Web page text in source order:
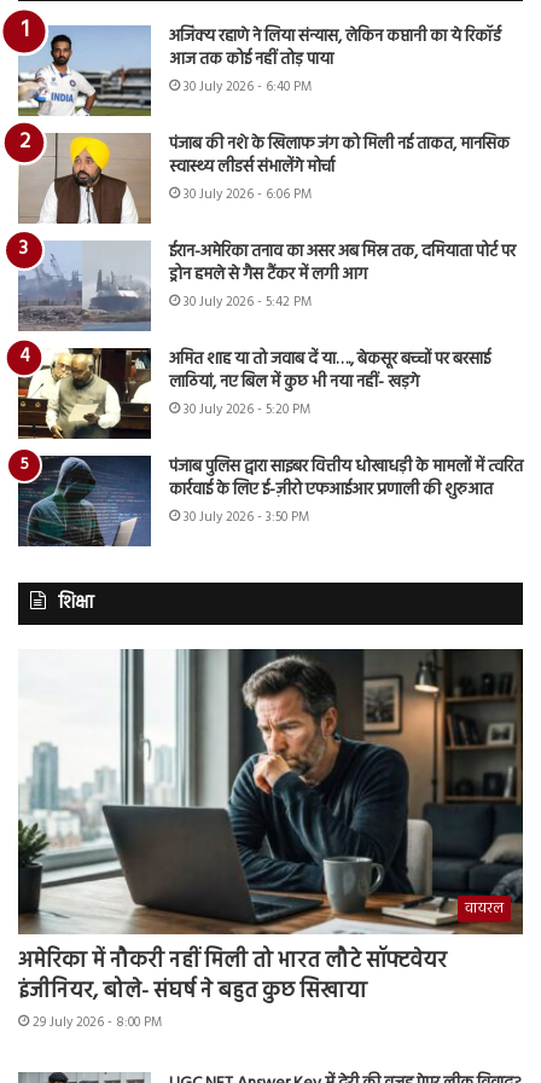
अजिंक्य रहाणे ने लिया संन्यास, लेकिन कप्तानी का ये रिकॉर्ड
आज तक कोई नहीं तोड़ पाया
30 July 2026 - 6:40 PM
पंजाब की नशे के खिलाफ जंग को मिली नई ताकत, मानसिक
स्वास्थ्य लीडर्स संभालेंगे मोर्चा
30 July 2026 - 6:06 PM
ईरान-अमेरिका तनाव का असर अब मिस्र तक, दमियाता पोर्ट पर
ड्रोन हमले से गैस टैंकर में लगी आग
30 July 2026 - 5:42 PM
अमित शाह या तो जवाब दें या…., बेकसूर बच्चों पर बरसाई
लाठियां, नए बिल में कुछ भी नया नहीं- खड़गे
30 July 2026 - 5:20 PM
पंजाब पुलिस द्वारा साइबर वित्तीय धोखाधड़ी के मामलों में त्वरित
कार्रवाई के लिए ई-ज़ीरो एफआईआर प्रणाली की शुरुआत
30 July 2026 - 3:50 PM
शिक्षा
वायरल
अमेरिका में नौकरी नहीं मिली तो भारत लौटे सॉफ्टवेयर
इंजीनियर, बोले- संघर्ष ने बहुत कुछ सिखाया
29 July 2026 - 8:00 PM